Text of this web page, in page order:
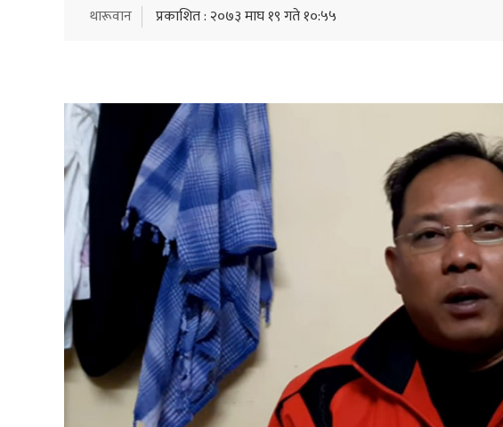
थारूवान प्रकाशित : २०७३ माघ १९ गते १०:५५